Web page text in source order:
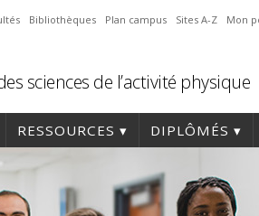
Bibliothèques Plan campus Sites A-Z Mon
sciences de l’activité physique
RESSOURCES DIPLÔMÉS